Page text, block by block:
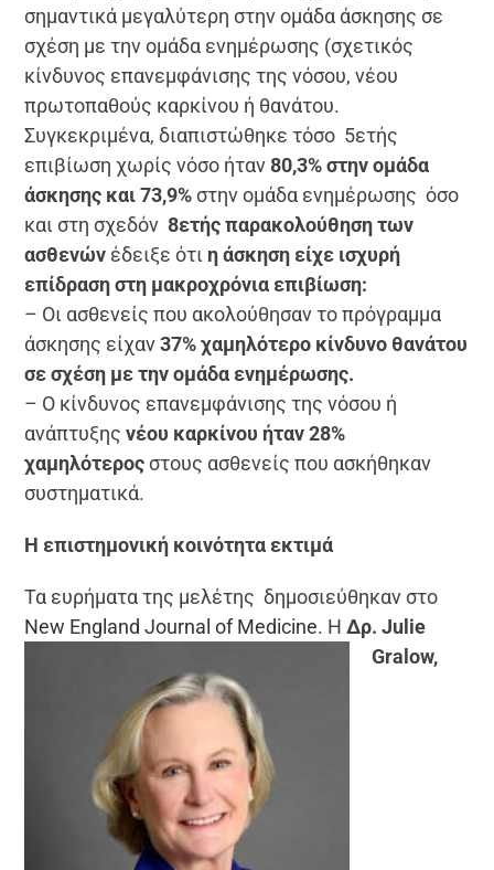
σημαντικά μεγαλύτερη στην ομάδα άσκησης σε
σχέση με την ομάδα ενημέρωσης (σχετικός
κίνδυνος επανεμφάνισης της νόσου, νέου
πρωτοπαθούς καρκίνου ή θανάτου.
Συγκεκριμένα, διαπιστώθηκε τόσο 5ετής
επιβίωση χωρίς νόσο ήταν80,3% στην ομάδα
άσκησης και 73,9% στην ομάδα ενημέρωσης όσο
και στη σχεδόν8ετής παρακολούθηση των
ασθενών έδειξε ότι η άσκηση είχε ισχυρή
επίδραση στη μακροχρόνια επιβίωση:
– Οι ασθενείς που ακολούθησαν το πρόγραμμα
άσκησης είχαν37% χαμηλότερο κίνδυνο θανάτου
σε σχέση με την ομάδα ενημέρωσης.
– Ο κίνδυνος επανεμφάνισης της νόσου ή
ανάπτυξης νέου καρκίνου ήταν 28%
χαμηλότερος στους ασθενείς που ασκήθηκαν
συστηματικά.
Η επιστημονική κοινότητα εκτιμά
Τα ευρήματα της μελέτης δημοσιεύθηκαν στο
New England Journal ofMedicine. ΗΔρ. Julie
Gralow,